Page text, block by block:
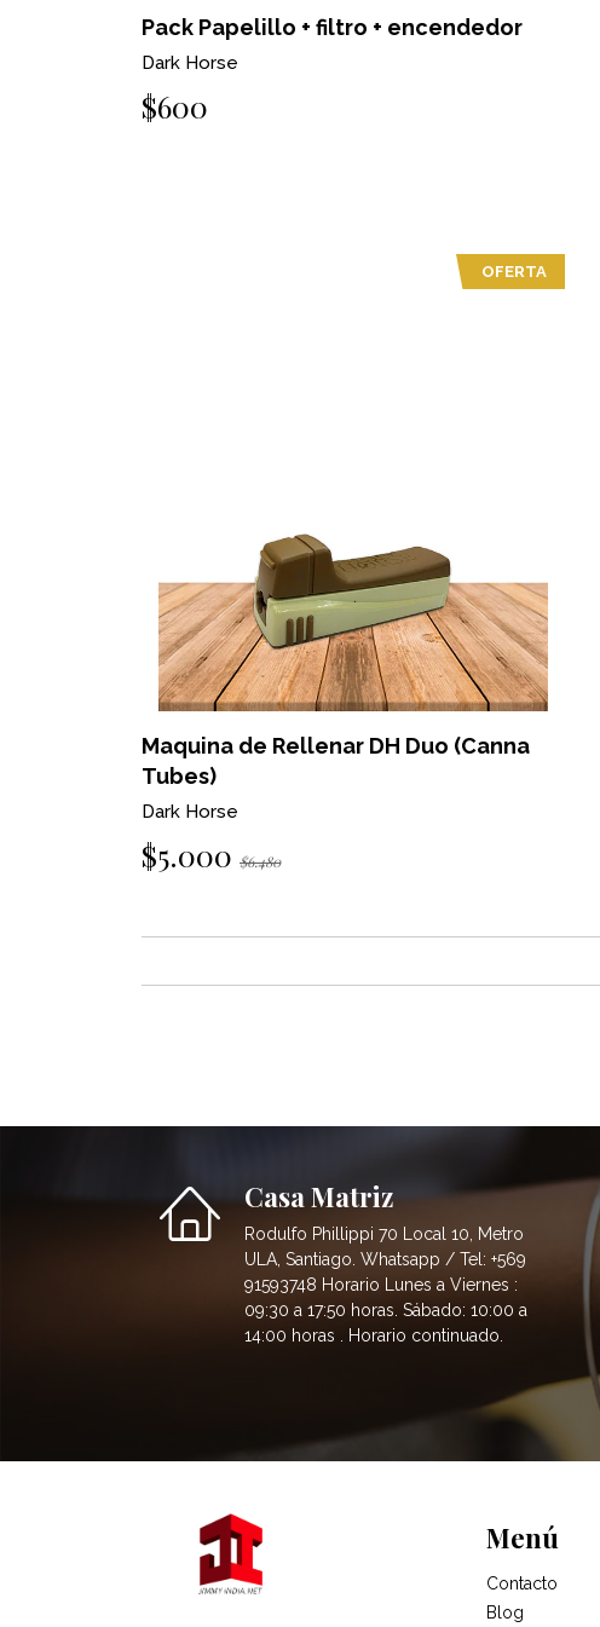
Pack Papelillo + filtro + encendedor
Dark Horse
$600
OFERTA
Maquina de Rellenar DH Duo (Canna
Tubes)
Dark Horse
$5.000 $6.480
Casa Matriz
Rodulfo Phillippi 70 Local 10, Metro
ULA, Santiago. Whatsapp / Tel: +569
91593748 Horario Lunes a Viernes :
09:30 a 17:50 horas. Sábado: 10:00 a
14:00 horas . Horario continuado.
Menú
Contacto
Blog